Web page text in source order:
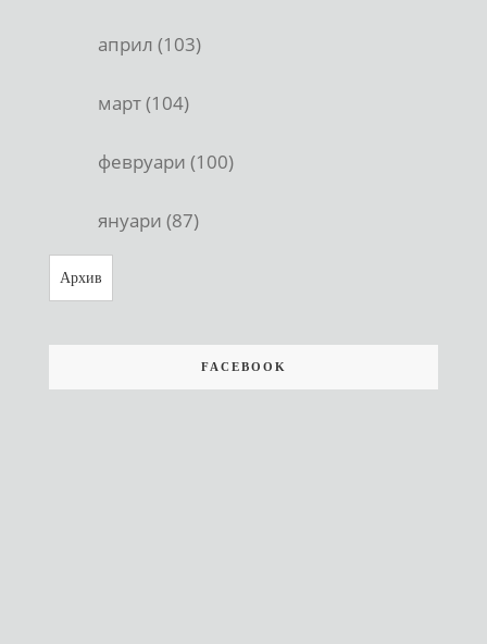
април (103)
март (104)
февруари (100)
януари (87)
Архив
FACEBOOK